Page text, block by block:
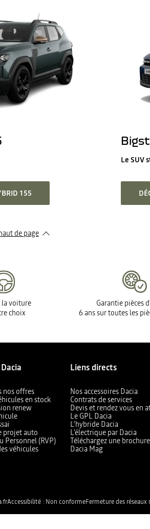
155
Le SUV
de page​
la voiture
choix
Garantie pièces
6 ans sur toutes les
nos offres
en stock
renew
projet auto
Personnel (RVP)
véhicules
Liens directs
Nos accessoires Dacia
Contrats de services
Devis et rendez vous en
Le GPL Dacia
L'hybride Dacia
L’électrique par Dacia
Téléchargez une brochure
Dacia Mag
Accessibilité : Non conformeFermeture des réseaux